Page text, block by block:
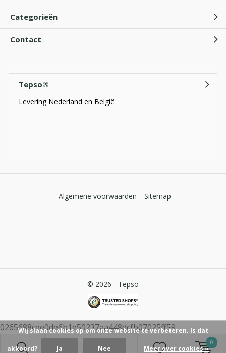
0
Categorieën
Contact
Tepso®
Levering Nederland en België
© 2026 - Tepso
Algemene voorwaarden Sitemap
0265688cee0de6b1e50237aa448dcfb07025ff59
Wij slaan cookies op om onze website te verbeteren. Is dat
akkoord? Ja Nee Meer over cookies »